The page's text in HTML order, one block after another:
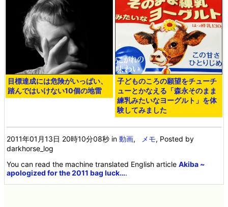
目標達成には危険がいっぱい、
踏んではいけない10個の地雷
子どものころの願望をチューチ
ューとかなえる「森永そのまま
練乳みたいなヨーグルト」を体
験してみました
2011年01月13日 20時10分08秒 in動画, メモ, Posted by
darkhorse_log
You can read the machine translated English articleAkiba ~
apologized for the 2011 bag luck….